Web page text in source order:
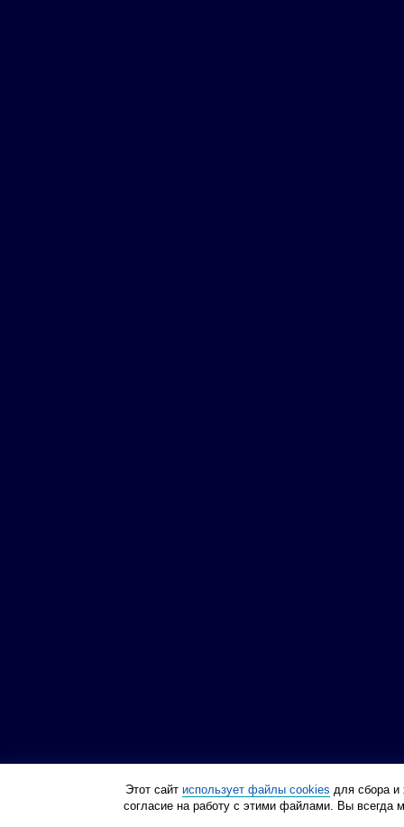
Этот сайт использует файлы cookies для сбора и
согласие на работу с этими файлами. Вы всегда